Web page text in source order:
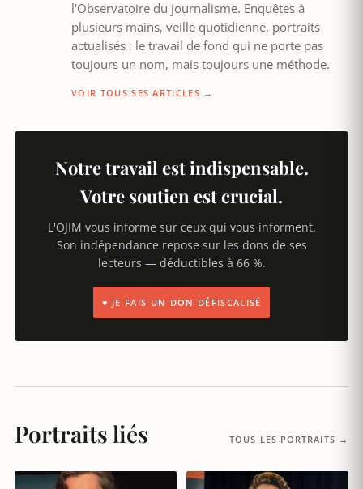
l'Observatoire du journalisme. Enquêtes à
plusieurs mains, veille quotidienne, portraits
actualisés : le travail de fond qui ne porte pas
toujours un nom, mais toujours une méthode.
VOIR TOUS SES ARTICLES →
Notre travail est indispensable.
Votre soutien est crucial.
L'OJIM vous informe sur ceux qui vous informent.
Son indépendance repose sur les dons de ses
lecteurs — déductibles à 66 %.
♥ JE FAIS UN DON DÉFISCALISÉ
Portraits liés TOUS LES PORTRAITS →